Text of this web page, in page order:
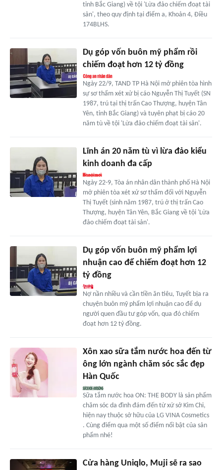
tỉnh Bắc Giang) về tội 'Lừa đảo chiếm đoạt tài
sản', theo quy định tại điểm a, Khoản 4, Điều
174BLHS.
Dụ góp vốn buôn mỹ phẩm rồi
chiếm đoạt hơn 12 tỷ đồng
Ngày 22/9, TAND TP Hà Nội mở phiên tòa hình
sự sơ thẩm xét xử bị cáo Nguyễn Thị Tuyết (SN
1987, trú tại thị trấn Cao Thượng, huyện Tân
Yên, tỉnh Bắc Giang) và tuyên phạt bị cáo 20
năm tù về tội 'Lừa đảo chiếm đoạt tài sản'.
Lĩnh án 20 năm tù vì lừa đảo kiểu
kinh doanh đa cấp
Ngày 22-9, Tòa án nhân dân thành phố Hà Nội
mở phiên tòa xét xử sơ thẩm đối với Nguyễn
Thị Tuyết (sinh năm 1987, trú ở thị trấn Cao
Thượng, huyện Tân Yên, Bắc Giang về tội 'Lừa
đảo chiếm đoạt tài sản'.
Dụ góp vốn buôn mỹ phẩm lợi
nhuận cao để chiếm đoạt hơn 12
tỷ đồng
Nợ nần nhiều và cần tiền ăn tiêu, Tuyết bịa ra
chuyện buôn mỹ phẩm lợi nhuận cao để dụ
người quen đầu tư góp vốn, qua đó chiếm
đoạt hơn 12 tỷ đồng.
Xôn xao sữa tắm nước hoa đến từ
ông lớn ngành chăm sóc sắc đẹp
Hàn Quốc
Sữa tắm nước hoa ON: THE BODY là sản phẩm
chăm sóc da đình đám đến từ xứ sở Kim Chi,
hiện nay thuộc sở hữu của LG VINA Cosmetics
. Cùng điểm qua một số điểm nổi bật của sản
phẩm nhé!
Cửa hàng Uniqlo, Muji sẽ ra sao